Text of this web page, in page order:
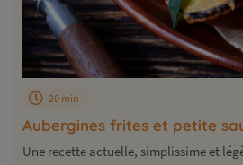
Aubergines frites et petite
20 min
Une recette actuelle, simplissime et